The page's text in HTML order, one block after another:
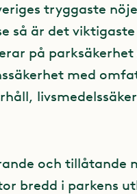
tryggaste
så är det
på
med
och tillåtande
bredd i parkens